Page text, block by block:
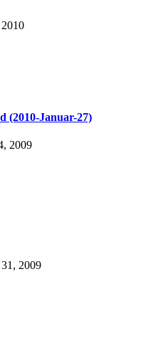
(2010-Januar-27)
2009
2009